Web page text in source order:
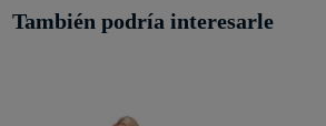
También podría interesarle